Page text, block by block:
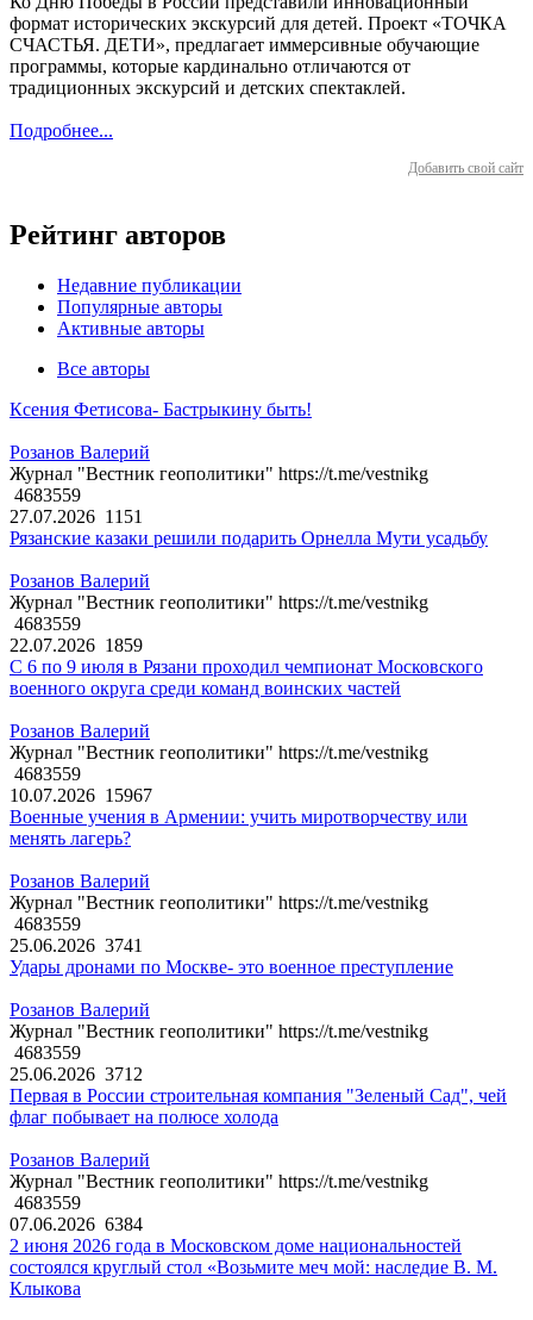
формат исторических экскурсий для детей. Проект «ТОЧКА
СЧАСТЬЯ. ДЕТИ», предлагает иммерсивные обучающие
программы, которые кардинально отличаются от
традиционных экскурсий и детских спектаклей.
Подробнее...
Добавить свой сайт
Рейтинг авторов
Недавние публикации
Популярные авторы
Активные авторы
Все авторы
Ксения Фетисова- Бастрыкину быть!
Розанов Валерий
Журнал "Вестник геополитики" https://t.me/vestnikg
4683559
27.07.2026 1151
Рязанские казаки решили подарить Орнелла Мути усадьбу
Розанов Валерий
Журнал "Вестник геополитики" https://t.me/vestnikg
4683559
22.07.2026 1859
С 6 по 9 июля в Рязани проходил чемпионат Московского
военного округа среди команд воинских частей
Розанов Валерий
Журнал "Вестник геополитики" https://t.me/vestnikg
4683559
10.07.2026 15967
Военные учения в Армении: учить миротворчеству или
менять лагерь?
Розанов Валерий
Журнал "Вестник геополитики" https://t.me/vestnikg
4683559
25.06.2026 3741
Удары дронами по Москве- это военное преступление
Розанов Валерий
Журнал "Вестник геополитики" https://t.me/vestnikg
4683559
25.06.2026 3712
Первая в России строительная компания "Зеленый Сад", чей
флаг побывает на полюсе холода
Розанов Валерий
Журнал "Вестник геополитики" https://t.me/vestnikg
4683559
07.06.2026 6384
2 июня 2026 года в Московском доме национальностей
состоялся круглый стол «Возьмите меч мой: наследие В. М.
Клыкова